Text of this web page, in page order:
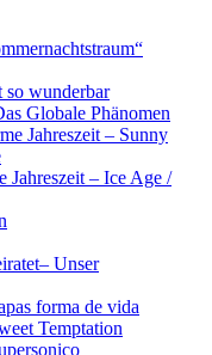
wunderbar
Globale Phänomen
Jahreszeit – Sunny
Jahreszeit – Ice Age /
Unser
forma de vida
Temptation